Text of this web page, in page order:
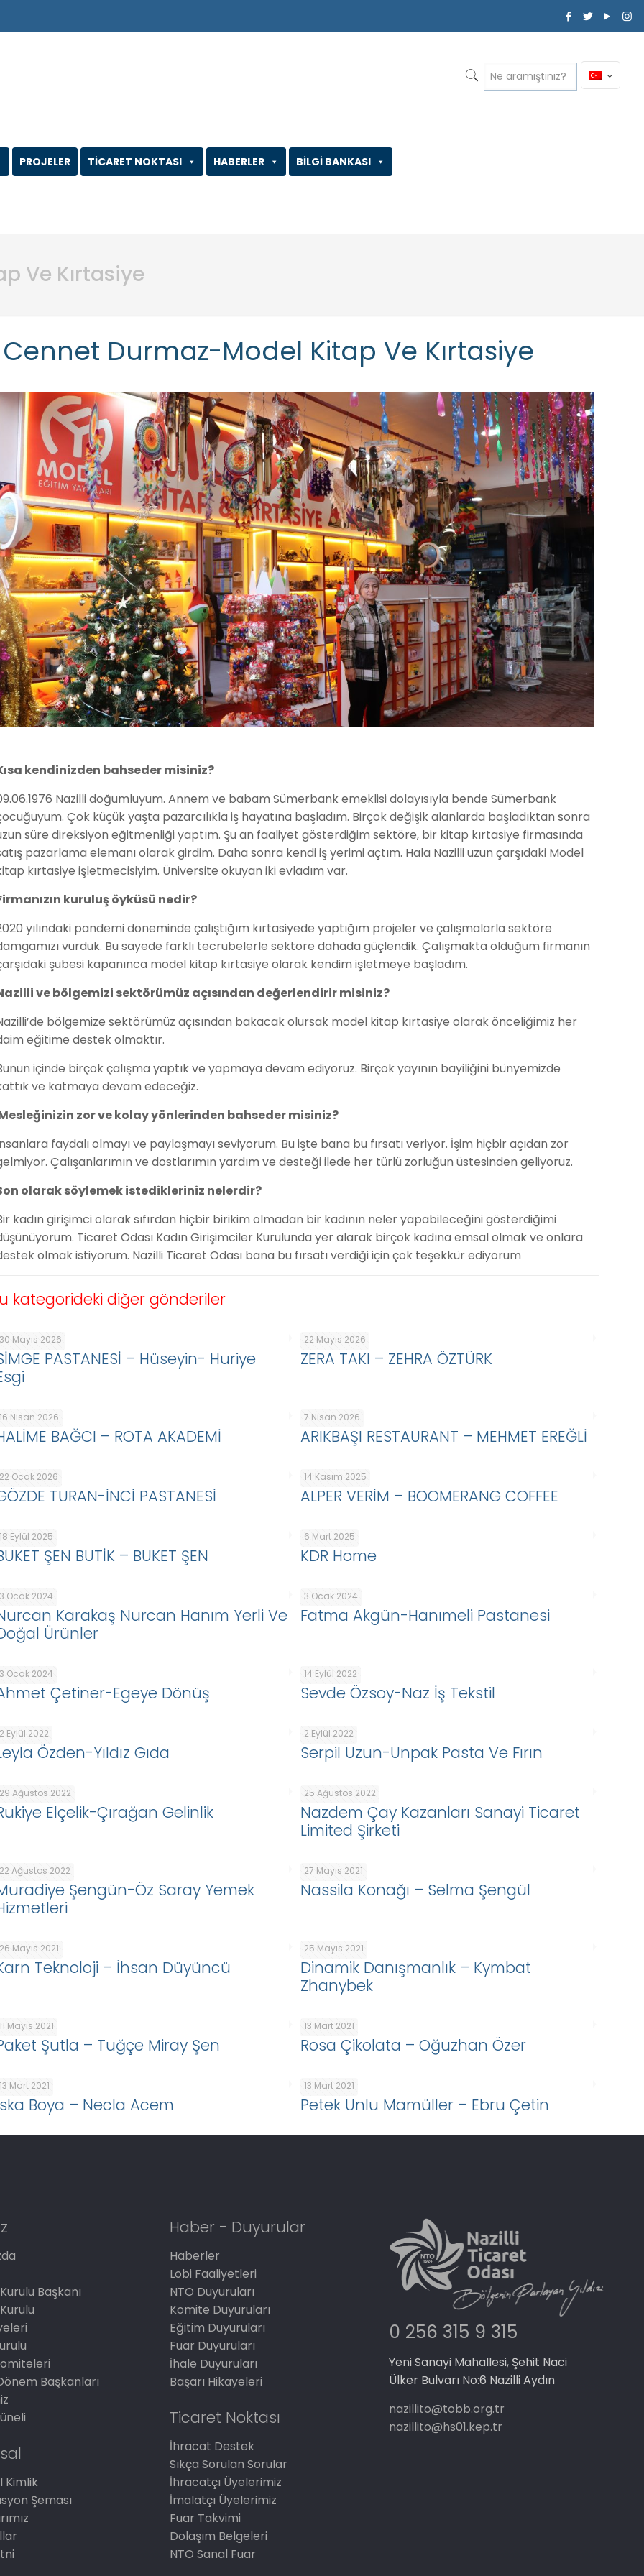
PROJELER TİCARET NOKTASI HABERLER BİLGİ BANKASI
Ve Kırtasiye
Cennet Durmaz-Model Kitap Ve Kırtasiye
kendinizden bahseder misiniz?
Nazilli doğumluyum. Annem ve babam Sümerbank emeklisi dolayısıyla bende Sümerbank
Çok küçük yaşta pazarcılıkla iş hayatına başladım. Birçok değişik alanlarda başladıktan sonra
süre direksiyon eğitmenliği yaptım. Şu an faaliyet gösterdiğim sektöre, bir kitap kırtasiye firmasında
pazarlama elemanı olarak girdim. Daha sonra kendi iş yerimi açtım. Hala Nazilli uzun çarşıdaki Model
kırtasiye işletmecisiyim. Üniversite okuyan iki evladım var.
kuruluş öyküsü nedir?
yılındaki pandemi döneminde çalıştığım kırtasiyede yaptığım projeler ve çalışmalarla sektöre
vurduk. Bu sayede farklı tecrübelerle sektöre dahada güçlendik. Çalışmakta olduğum firmanın
şubesi kapanınca model kitap kırtasiye olarak kendim işletmeye başladım.
ve bölgemizi sektörümüz açısından değerlendirir misiniz?
bölgemize sektörümüz açısından bakacak olursak model kitap kırtasiye olarak önceliğimiz her
eğitime destek olmaktır.
içinde birçok çalışma yaptık ve yapmaya devam ediyoruz. Birçok yayının bayiliğini bünyemizde
ve katmaya devam edeceğiz.
zor ve kolay yönlerinden bahseder misiniz?
faydalı olmayı ve paylaşmayı seviyorum. Bu işte bana bu fırsatı veriyor. İşim hiçbir açıdan zor
Çalışanlarımın ve dostlarımın yardım ve desteği ilede her türlü zorluğun üstesinden geliyoruz.
olarak söylemek istedikleriniz nelerdir?
kadın girişimci olarak sıfırdan hiçbir birikim olmadan bir kadının neler yapabileceğini gösterdiğimi
Ticaret Odası Kadın Girişimciler Kurulunda yer alarak birçok kadına emsal olmak ve onlara
olmak istiyorum. Nazilli Ticaret Odası bana bu fırsatı verdiği için çok teşekkür ediyorum
kategorideki diğer gönderiler
30 Mayıs 2026
PASTANESİ – Hüseyin- Huriye
22 Mayıs 2026
ZERA TAKI – ZEHRA ÖZTÜRK
16 Nisan 2026
BAĞCI – ROTA AKADEMİ
7 Nisan 2026
ARIKBAŞI RESTAURANT – MEHMET EREĞLİ
22 Ocak 2026
TURAN-İNCİ PASTANESİ
14 Kasım 2025
ALPER VERİM – BOOMERANG COFFEE
18 Eylül 2025
ŞEN BUTİK – BUKET ŞEN
6 Mart 2025
KDR Home
3 Ocak 2024
Karakaş Nurcan Hanım Yerli Ve
Ürünler
3 Ocak 2024
Fatma Akgün-Hanımeli Pastanesi
3 Ocak 2024
Çetiner-Egeye Dönüş
14 Eylül 2022
Sevde Özsoy-Naz İş Tekstil
2 Eylül 2022
Özden-Yıldız Gıda
2 Eylül 2022
Serpil Uzun-Unpak Pasta Ve Fırın
29 Ağustos 2022
Elçelik-Çırağan Gelinlik
25 Ağustos 2022
Nazdem Çay Kazanları Sanayi Ticaret
Limited Şirketi
22 Ağustos 2022
Şengün-Öz Saray Yemek
27 Mayıs 2021
Nassila Konağı – Selma Şengül
26 Mayıs 2021
Teknoloji – İhsan Düyüncü
25 Mayıs 2021
Dinamik Danışmanlık – Kymbat
Zhanybek
11 Mayıs 2021
Şutla – Tuğçe Miray Şen
13 Mart 2021
Rosa Çikolata – Oğuzhan Özer
13 Mart 2021
Boya – Necla Acem
13 Mart 2021
Petek Unlu Mamüller – Ebru Çetin
Başkanı
Başkanları
Kimlik
Şeması
Haber - Duyurular
Haberler
Lobi Faaliyetleri
NTO Duyuruları
Komite Duyuruları
Eğitim Duyuruları
Fuar Duyuruları
İhale Duyuruları
Başarı Hikayeleri
Ticaret Noktası
İhracat Destek
Sıkça Sorulan Sorular
İhracatçı Üyelerimiz
İmalatçı Üyelerimiz
Fuar Takvimi
Dolaşım Belgeleri
NTO Sanal Fuar
0 256 315 9 315
Yeni Sanayi Mahallesi, Şehit Naci
Ülker Bulvarı No:6 Nazilli Aydın
nazillito@tobb.org.tr
nazillito@hs01.kep.tr